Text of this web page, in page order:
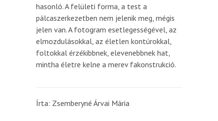
hasonló. A felületi forma, a test a
pálcaszerkezetben nem jelenik meg, mégis
jelen van. A fotogram esetlegességével, az
elmozdulásokkal, az életlen kontúrokkal,
foltokkal érzékibbnek, elevenebbnek hat,
mintha életre kelne a merev fakonstrukció.
Írta: Zsemberyné Árvai Mária